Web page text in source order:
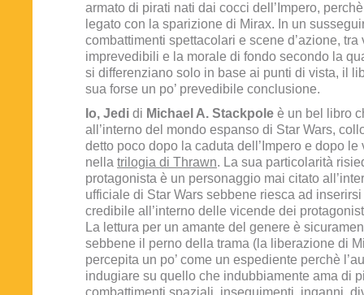
armato di pirati nati dai cocci dell’Impero,
legato con la sparizione di Mirax. In un
combattimenti spettacolari e scene d’azione, tra
imprevedibili e la morale di fondo secondo la
si differenziano solo in base ai punti di vista, il
sua forse un po’ prevedibile conclusione.
Io, Jedi di Michael A. Stackpole è un bel libro
all’interno del mondo espanso di Star Wars,
detto poco dopo la caduta dell’Impero e dopo le
nella trilogia di Thrawn. La sua particolarità
protagonista è un personaggio mai citato
ufficiale di Star Wars sebbene riesca ad
credibile all’interno delle vicende dei
La lettura per un amante del genere è
sebbene il perno della trama (la liberazione di
percepita un po’ come un espediente perchè
indugiare su quello che indubbiamente ama di
combattimenti spaziali, inseguimenti, inganni,